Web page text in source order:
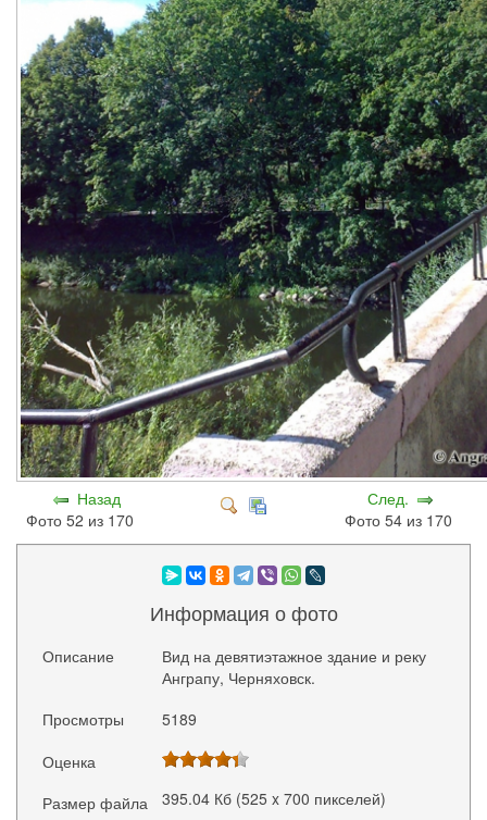
Назад
Фото 52 из 170
След.
Фото 54 из 170
Информация о фото
Описание
Вид на девятиэтажное здание и реку
Анграпу, Черняховск.
Просмотры
5189
Оценка
Размер файла
395.04 Кб (525 x 700 пикселей)